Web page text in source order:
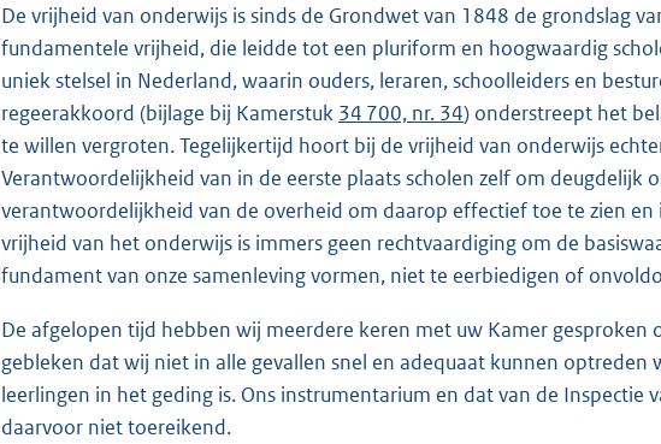
8
3
K
b
De vrijheid van onderwijs is sinds de Grondwet van 1848 de grondslag
fundamentele vrijheid, die leidde tot een pluriform en hoogwaardig
uniek stelsel in Nederland, waarin ouders, leraren, schoolleiders en
regeerakkoord (bijlage bij Kamerstuk 34 700, nr. 34) onderstreept het
te willen vergroten. Tegelijkertijd hoort bij de vrijheid van onderwijs
Verantwoordelijkheid van in de eerste plaats scholen zelf om deugdelijk
verantwoordelijkheid van de overheid om daarop effectief toe te zien
vrijheid van het onderwijs is immers geen rechtvaardiging om de
fundament van onze samenleving vormen, niet te eerbiedigen of
De afgelopen tijd hebben wij meerdere keren met uw Kamer gesproken
gebleken dat wij niet in alle gevallen snel en adequaat kunnen
leerlingen in het geding is. Ons instrumentarium en dat van de Inspectie
daarvoor niet toereikend.